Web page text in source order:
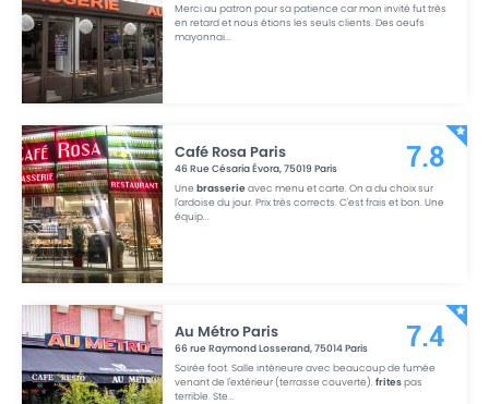
Merci au patron pour sa patience car mon invité fut très
en retard et nous étions les seuls clients. Des oeufs
mayonnai...
Café Rosa Paris
46 Rue Césaria Évora,75019 Paris
Unebrasserieavec menu et carte. On a du choix sur
l'ardoise du jour. Prix très corrects. C'est frais et bon. Une
équip...
7.8
Au Métro Paris
66 rue Raymond Losserand,75014Paris
Soirée foot. Salle intérieure avec beaucoup de fumée
venant de l'extérieur (terrasse couverte).fritespas
terrible. Ste...
7.4